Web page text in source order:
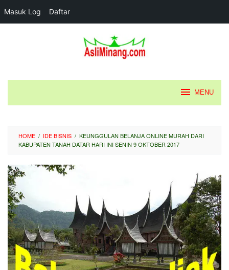
Masuk Log Daftar
MENU
HOME / IDE BISNIS / KEUNGGULAN BELANJA ONLINE MURAH DARI
KABUPATEN TANAH DATAR HARI INI SENIN 9 OKTOBER 2017